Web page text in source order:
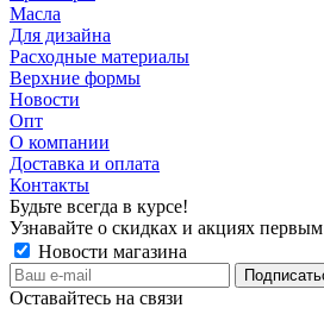
Масла
Для дизайна
Расходные материалы
Верхние формы
Новости
Опт
О компании
Доставка и оплата
Контакты
Будьте всегда в курсе!
Узнавайте о скидках и акциях первым
Новости магазина
Оставайтесь на связи